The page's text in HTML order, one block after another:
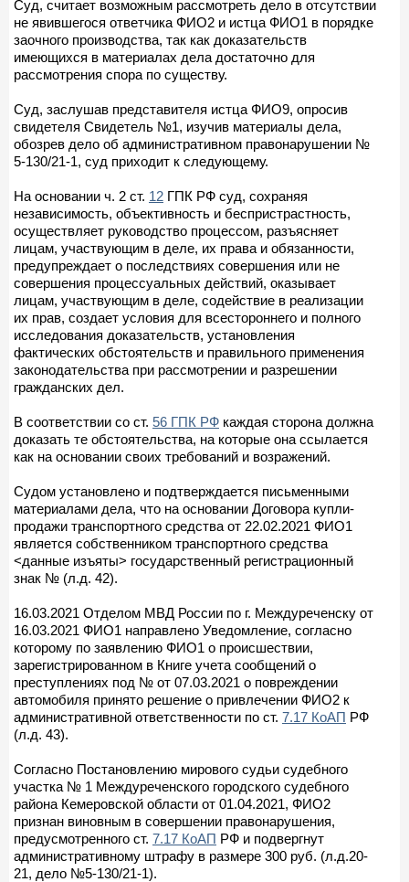
Суд, считает возможным рассмотреть дело в отсутствии
не явившегося ответчика ФИО2 и истца ФИО1 в порядке
заочного производства, так как доказательств
имеющихся в материалах дела достаточно для
рассмотрения спора по существу.
Суд, заслушав представителя истца ФИО9, опросив
свидетеля Свидетель №1, изучив материалы дела,
обозрев дело об административном правонарушении №
5-130/21-1, суд приходит к следующему.
На основании ч. 2 ст. 12 ГПК РФ суд, сохраняя
независимость, объективность и беспристрастность,
осуществляет руководство процессом, разъясняет
лицам, участвующим в деле, их права и обязанности,
предупреждает о последствиях совершения или не
совершения процессуальных действий, оказывает
лицам, участвующим в деле, содействие в реализации
их прав, создает условия для всестороннего и полного
исследования доказательств, установления
фактических обстоятельств и правильного применения
законодательства при рассмотрении и разрешении
гражданских дел.
В соответствии со ст. 56 ГПК РФ каждая сторона должна
доказать те обстоятельства, на которые она ссылается
как на основании своих требований и возражений.
Судом установлено и подтверждается письменными
материалами дела, что на основании Договора купли-
продажи транспортного средства от 22.02.2021 ФИО1
является собственником транспортного средства
<данные изъяты> государственный регистрационный
знак № (л.д. 42).
16.03.2021 Отделом МВД России по г. Междуреченску от
16.03.2021 ФИО1 направлено Уведомление, согласно
которому по заявлению ФИО1 о происшествии,
зарегистрированном в Книге учета сообщений о
преступлениях под № от 07.03.2021 о повреждении
автомобиля принято решение о привлечении ФИО2 к
административной ответственности по ст. 7.17 КоАП РФ
(л.д. 43).
Согласно Постановлению мирового судьи судебного
участка № 1 Междуреченского городского судебного
района Кемеровской области от 01.04.2021, ФИО2
признан виновным в совершении правонарушения,
предусмотренного ст. 7.17 КоАП РФ и подвергнут
административному штрафу в размере 300 руб. (л.д.20-
21, дело №5-130/21-1).